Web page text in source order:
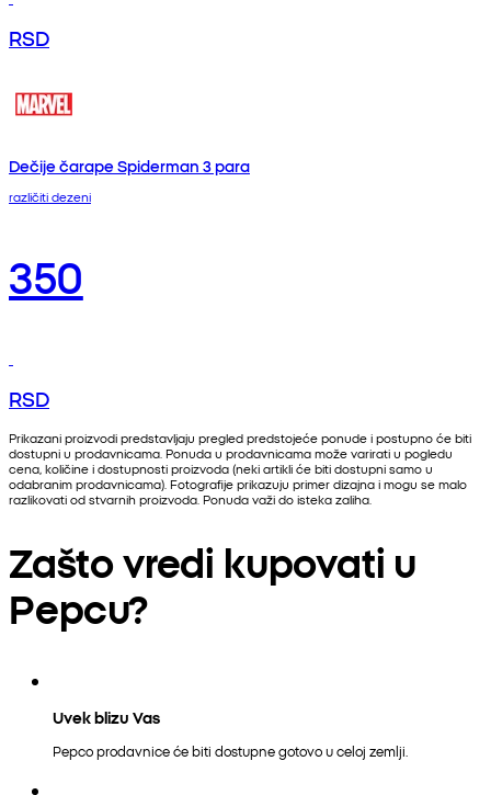
RSD
Dečije čarape Spiderman 3 para
različiti dezeni
350
RSD
Prikazani proizvodi predstavljaju pregled predstojeće ponude i postupno će biti
dostupni u prodavnicama. Ponuda u prodavnicama može varirati u pogledu
cena, količine i dostupnosti proizvoda (neki artikli će biti dostupni samo u
odabranim prodavnicama). Fotografije prikazuju primer dizajna i mogu se malo
razlikovati od stvarnih proizvoda. Ponuda važi do isteka zaliha.
Zašto vredi kupovati u
Pepcu?
Uvek blizu Vas
Pepco prodavnice će biti dostupne gotovo u celoj zemlji.